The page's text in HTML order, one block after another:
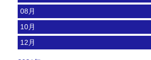
08月
10月
12月